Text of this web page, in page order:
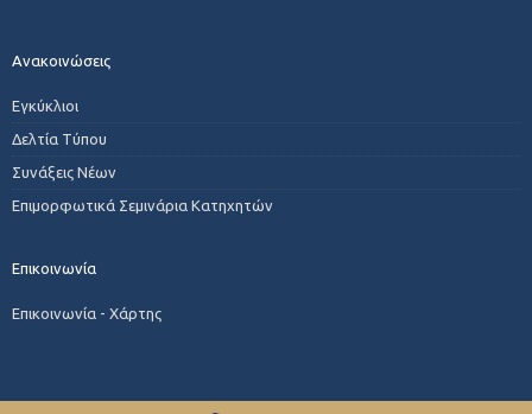
Ανακοινώσεις
Εγκύκλιοι
Δελτία Τύπου
Συνάξεις Νέων
Επιμορφωτικά Σεμινάρια Κατηχητών
Επικοινωνία
Επικοινωνία - Χάρτης